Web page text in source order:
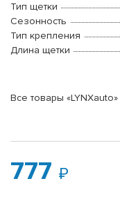
Тип щетки
Сезонность
Тип крепления
Длина щетки
Все товары «LYNXauto»
777